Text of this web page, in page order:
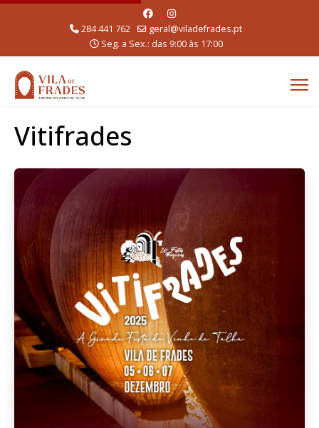
284 441 762
geral@viladefrades.pt
Seg. a Sex.: das 9:00 às 17:00
Vitifrades